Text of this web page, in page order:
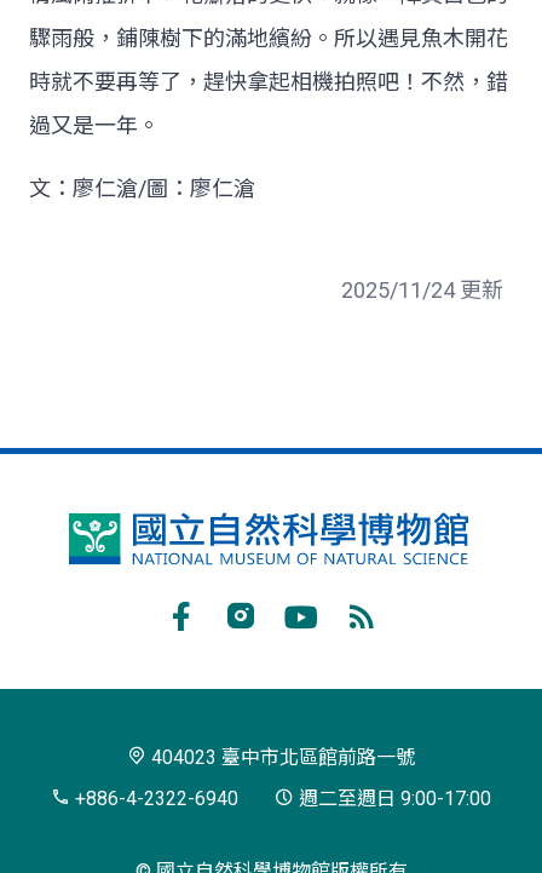
驟雨般，鋪陳樹下的滿地繽紛。所以遇見魚木開花
時就不要再等了，趕快拿起相機拍照吧！不然，錯
過又是一年。
文：廖仁滄/圖：廖仁滄
2025/11/24 更新
國
博
閱
404023 臺中市北區館前路一號
+886-4-2322-6940
週二至週日 9:00-17:00